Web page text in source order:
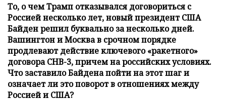
То, о чем Трамп отказывался договориться с
Россией несколько лет, новый президент США
Байден решил буквально за несколько дней.
Вашингтон и Москва в срочном порядке
продлевают действие ключевого «ракетного»
договора СНВ-3, причем на российских условиях.
Что заставило Байдена пойти на этот шаг и
означает ли это поворот в отношениях между
Россией и США?